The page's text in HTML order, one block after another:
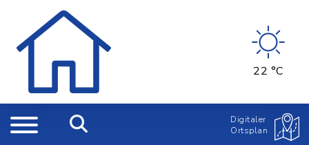
22 °C
Digitaler
Ortsplan